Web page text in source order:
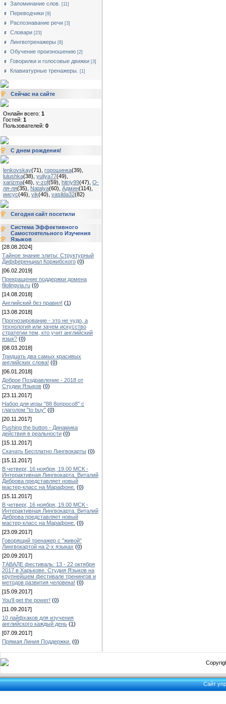
Запоминание слов. [11]
Переводчики [9]
Распознавание речи [3]
Словари [23]
Лингвотренажеры [8]
Обучение произношению [2]
Говорилки и голосовые движки [3]
Клавиатурные тренажеры. [1]
Сейчас на сайте
Онлайн всего: 1
Гостей: 1
Пользователей: 0
С днем рождения!
lenkovskay(71) горошинка(39)
lulushka(38) yuliya77(49)
xarizma(48) y-zof(59) hitriy99(47) О-
ля-ля(35) Natalya(60) Админ(114)
иисус(46) vik(40) vasilda32(82)
Сегодня сайт посетили
Система Эффективного
Самостоятельного Изучения
Языков
[28.08.2024]
Тайное знание элиты: Структурный
Дифференциал Коржибского (0)
[06.02.2019]
Прекращение поддержки домена
filolingvia.ru (0)
[14.08.2018]
Английский без правил! (1)
[13.08.2018]
Прогнозирование - это не чудо, а
технология или зачем искусство
стратегии тем, кто учит английский
язык? (0)
[08.03.2018]
Тридцать два самых красивых
английских слова! (0)
[06.01.2018]
Доброе Поздравление - 2018 от
Студии Языков (0)
[23.11.2017]
Набор для игры "88 8опросо8" с
глаголом "to buy" (0)
[20.11.2017]
Pushing the button - Динамика
действия в реальности (0)
[15.11.2017]
Скачать Бесплатно Лингвокарты (0)
[15.11.2017]
В четверг, 16 ноября, 19.00 МСК -
Интерактивная Лингвокарта. Виталий
Диброва представляет новый
мастер-класс на Марафоне. (0)
[15.11.2017]
В четверг, 16 ноября, 19.00 МСК -
Интерактивная Лингвокарта. Виталий
Диброва представляет новый
мастер-класс на Марафоне. (0)
[23.09.2017]
Говорящий тренажер с "живой"
Лингвокартой на 2-х языках (0)
[20.09.2017]
ТАВАЛЕ фестиваль: 13 - 22 октября
2017 в Харькове. Студия Языков на
крупнейшем фестивале тренингов и
методов развития человека! (0)
[15.09.2017]
You'll get the power! (0)
[11.09.2017]
10 лайфхаков для изучения
английского каждый день (1)
[07.09.2017]
Прямая Линия Поддержки. (0)
Сайт